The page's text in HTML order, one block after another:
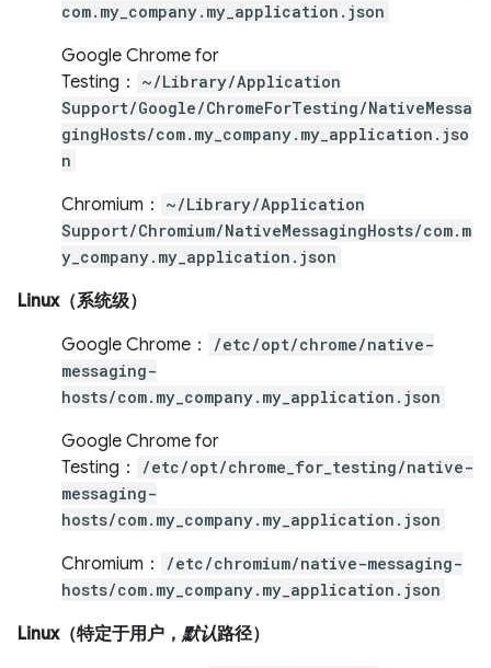
com.my_company.my_application.json
Google Chrome for
Testing：
~/Library/Application
Support/Google/ChromeForTesting/NativeMessa
gingHosts/com.my_company.my_application.jso
n
Chromium：
~/Library/Application
Support/Chromium/NativeMessagingHosts/com.m
y_company.my_application.json
Linux（系统级）
Google Chrome：
/etc/opt/chrome/native-
messaging-
hosts/com.my_company.my_application.json
Google Chrome for
Testing：
/etc/opt/chrome_for_testing/native-
messaging-
hosts/com.my_company.my_application.json
Chromium：
/etc/chromium/native-messaging-
hosts/com.my_company.my_application.json
Linux（特定于用户， 默认路径）